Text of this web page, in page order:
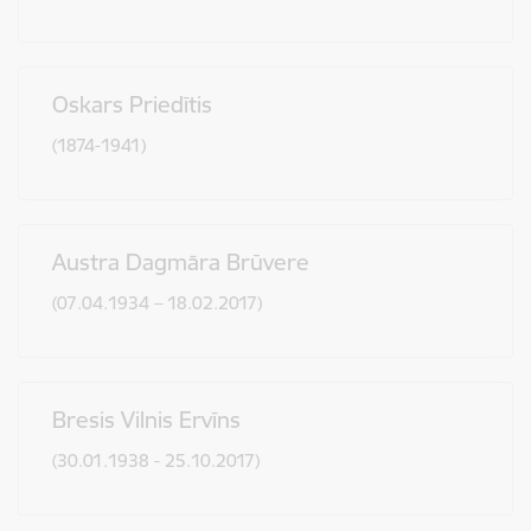
Oskars Priedītis
(1874-1941)
Austra Dagmāra Brūvere
(07.04.1934 – 18.02.2017)
Bresis Vilnis Ervīns
(30.01.1938 - 25.10.2017)